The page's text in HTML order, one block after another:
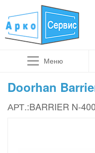
Меню
Doorhan
АРТ.:BARRIER N-